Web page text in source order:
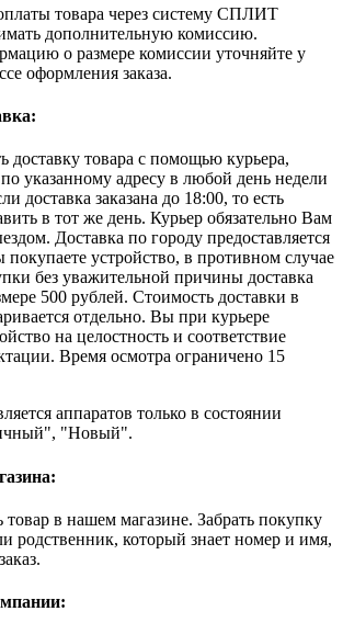
товара через систему СПЛИТ
дополнительную комиссию.
о размере комиссии уточняйте у
оформления заказа.
доставку товара с помощью курьера,
указанному адресу в любой день недели
доставка заказана до 18:00, то есть
в тот же день. Курьер обязательно Вам
Доставка по городу предоставляется
покупаете устройство, в противном случае
без уважительной причины доставка
500 рублей. Стоимость доставки в
отдельно. Вы при курьере
на целостность и соответствие
Время осмотра ограничено 15
аппаратов только в состоянии
"Новый".
в нашем магазине. Забрать покупку
родственник, который знает номер и имя,